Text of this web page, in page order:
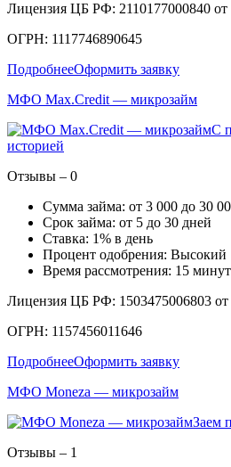
Лицензия ЦБ РФ: 2110177000840 от
ОГРН: 1117746890645
ПодробнееОформить заявку
МФО Max.Credit — микрозайм
С
историей
Отзывы – 0
Сумма займа: от 3 000 до 30
Срок займа: от 5 до 30 дней
Ставка: 1% в день
Процент одобрения: Высокий
Время рассмотрения: 15 минут
Лицензия ЦБ РФ: 1503475006803 от
ОГРН: 1157456011646
ПодробнееОформить заявку
МФО Moneza — микрозайм
Заем
Отзывы – 1